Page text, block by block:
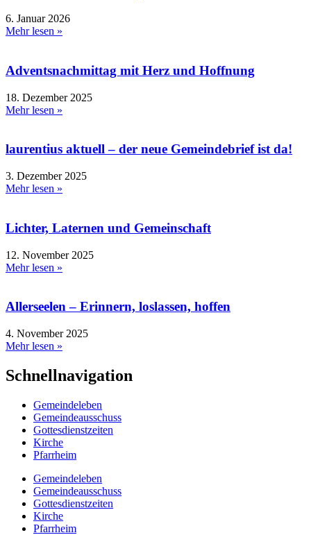
6. Januar 2026
Mehr lesen »
Adventsnachmittag mit Herz und Hoffnung
18. Dezember 2025
Mehr lesen »
laurentius aktuell – der neue Gemeindebrief ist da!
3. Dezember 2025
Mehr lesen »
Lichter, Laternen und Gemeinschaft
12. November 2025
Mehr lesen »
Allerseelen – Erinnern, loslassen, hoffen
4. November 2025
Mehr lesen »
Schnellnavigation
Gemeindeleben
Gemeindeausschuss
Gottesdienstzeiten
Kirche
Pfarrheim
Gemeindeleben
Gemeindeausschuss
Gottesdienstzeiten
Kirche
Pfarrheim